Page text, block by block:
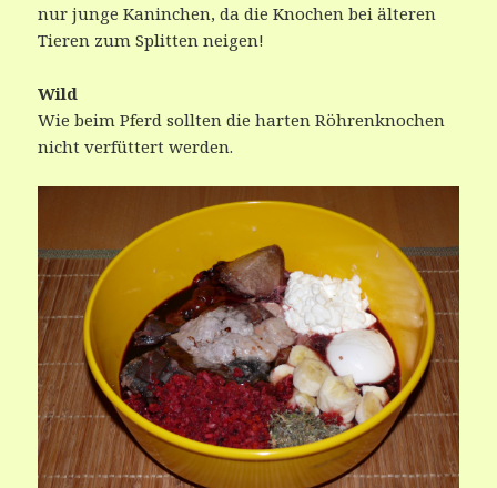
nur junge Kaninchen, da die Knochen bei älteren
Tieren zum Splitten neigen!
Wild
Wie beim Pferd sollten die harten Röhrenknochen
nicht verfüttert werden.